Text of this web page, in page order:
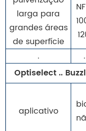
larga para
grandes áreas
de superfície
. .
Optiselect ..
aplicativo